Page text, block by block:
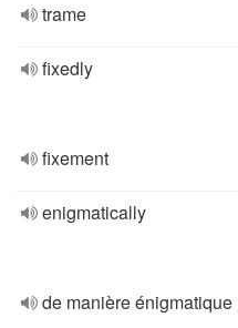
trame
fixedly
fixement
enigmatically
de manière énigmatique